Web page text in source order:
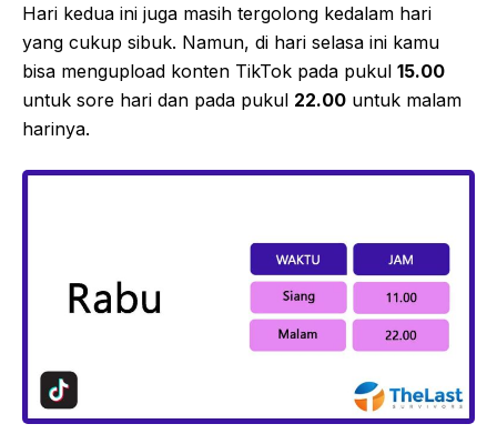
Hari kedua ini juga masih tergolong kedalam hari
yang cukup sibuk. Namun, di hari selasa ini kamu
bisa mengupload konten TikTok pada pukul 15.00
untuk sore hari dan pada pukul 22.00 untuk malam
harinya.